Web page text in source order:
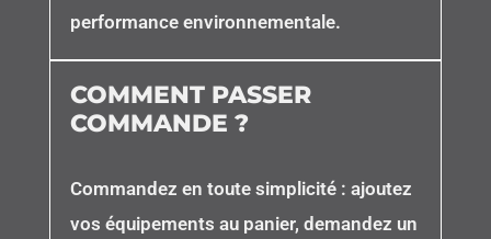
performance environnementale.
COMMENT PASSER
COMMANDE ?
Commandez en toute simplicité : ajoutez
vos équipements au panier, demandez un